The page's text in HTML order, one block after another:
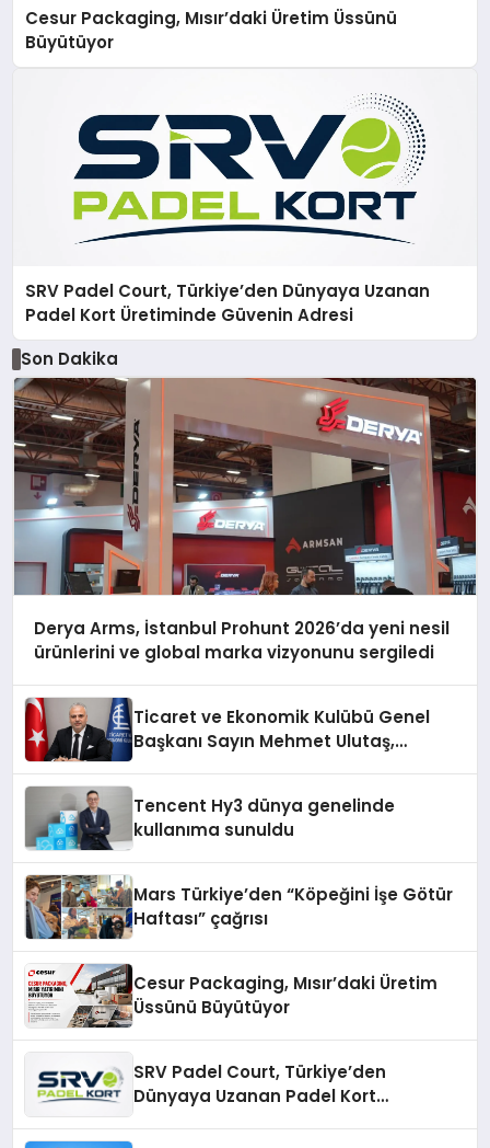
Cesur Packaging, Mısır’daki Üretim Üssünü
Büyütüyor
SRV Padel Court, Türkiye’den Dünyaya Uzanan
Padel Kort Üretiminde Güvenin Adresi
Son Dakika
Derya Arms, İstanbul Prohunt 2026’da yeni nesil
ürünlerini ve global marka vizyonunu sergiledi
Ticaret ve Ekonomik Kulübü Genel
Başkanı Sayın Mehmet Ulutaş,
Tencent Hy3 dünya genelinde
kullanıma sunuldu
Mars Türkiye’den “Köpeğini İşe Götür
Haftası” çağrısı
Cesur Packaging, Mısır’daki Üretim
Üssünü Büyütüyor
SRV Padel Court, Türkiye’den
Dünyaya Uzanan Padel Kort